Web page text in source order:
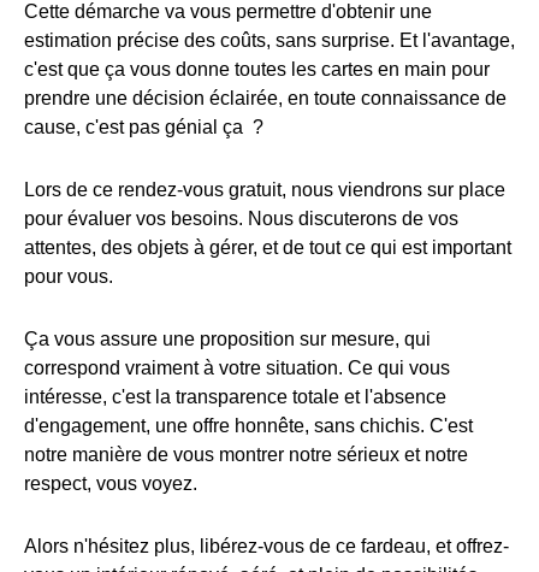
Cette démarche va vous permettre d'obtenir une
estimation précise des coûts, sans surprise. Et l'avantage,
c'est que ça vous donne toutes les cartes en main pour
prendre une décision éclairée, en toute connaissance de
cause, c'est pas génial ça ?
Lors de ce rendez-vous gratuit, nous viendrons sur place
pour évaluer vos besoins. Nous discuterons de vos
attentes, des objets à gérer, et de tout ce qui est important
pour vous.
Ça vous assure une proposition sur mesure, qui
correspond vraiment à votre situation. Ce qui vous
intéresse, c'est la transparence totale et l'absence
d'engagement, une offre honnête, sans chichis. C'est
notre manière de vous montrer notre sérieux et notre
respect, vous voyez.
Alors n'hésitez plus, libérez-vous de ce fardeau, et offrez-